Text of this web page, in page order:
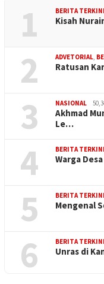
1 BERITA TERKINI
Kisah
2 ADVETORIAL,
Ratusan
3 NASIONAL
Akhmad
Le…
4 BERITA TERKINI
Warga
5 BERITA TERKINI
Mengenal
6 BERITA TERKINI
Unras di